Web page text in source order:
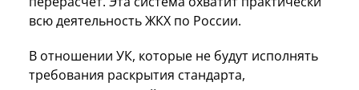
всю деятельность ЖКХ по России.
В отношении УК, которые не будут исполнять
требования раскрытия стандарта,